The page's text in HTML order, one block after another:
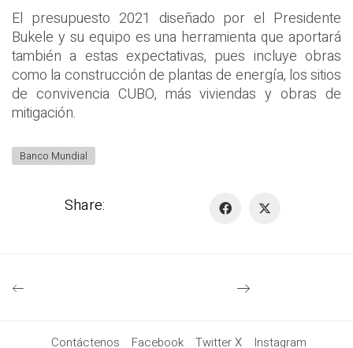
El presupuesto 2021 diseñado por el Presidente
Bukele y su equipo es una herramienta que aportará
también a estas expectativas, pues incluye obras
como la construcción de plantas de energía, los sitios
de convivencia CUBO, más viviendas y obras de
mitigación.
Banco Mundial
Share:
Contáctenos Facebook Twitter X Instagram